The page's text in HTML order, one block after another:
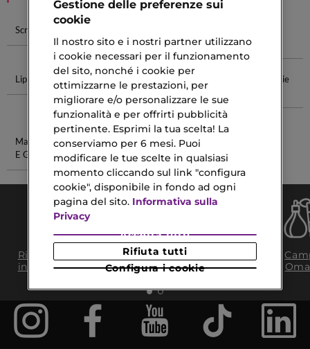
Scrub Viso
Profumi
Lip Scrubbing
Rossetto Dior
Addict
Crema Viso
Pelle Con
Imperfezioni
Anti Macchie
Matita Labbra
E Gloss
Eyeliner
Resistente
Ritiro in negozio
in 2H
Consegna Gratuita
da 35€​ in 24/48H
Gestione delle preferenze sui
cookie
Il nostro sito e i nostri partner utilizzano
i cookie necessari per il funzionamento
del sito, nonché i cookie per
ottimizzarne le prestazioni, per
migliorare e/o personalizzare le sue
funzionalità e per offrirti pubblicità
pertinente. Esprimi la tua scelta! La
conserviamo per 6 mesi. Puoi
modificare le tue scelte in qualsiasi
momento cliccando sul link "configura
cookie", disponibile in fondo ad ogni
pagina del sito. Informativa sulla
Privacy
Configura i cookie
Rifiuta tutti
Accetta tutti